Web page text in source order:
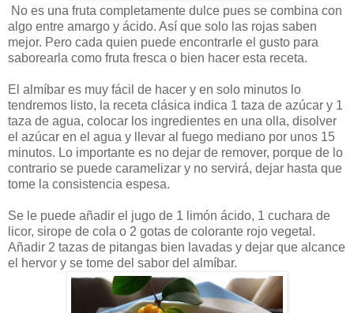
No es una fruta completamente dulce pues se combina con
algo entre amargo y ácido. Así que solo las rojas saben
mejor. Pero cada quien puede encontrarle el gusto para
saborearla como fruta fresca o bien hacer esta receta.
El almíbar es muy fácil de hacer y en solo minutos lo
tendremos listo, la receta clásica indica 1 taza de azúcar y 1
taza de agua, colocar los ingredientes en una olla, disolver
el azúcar en el agua y llevar al fuego mediano por unos 15
minutos. Lo importante es no dejar de remover, porque de lo
contrario se puede caramelizar y no servirá, dejar hasta que
tome la consistencia espesa.
Se le puede añadir el jugo de 1 limón ácido, 1 cuchara de
licor, sirope de cola o 2 gotas de colorante rojo vegetal.
Añadir 2 tazas de pitangas bien lavadas y dejar que alcance
el hervor y se tome del sabor del almíbar.